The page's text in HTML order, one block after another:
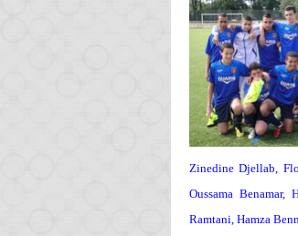
Zinedine Djellab,
Oussama Benamar,
Ramtani, Hamza